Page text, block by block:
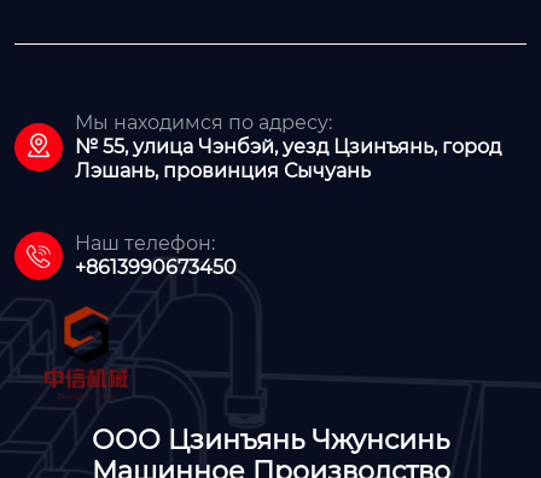

Мы находимся по адресу:
№ 55, улица Чэнбэй, уезд Цзинъянь, город
Лэшань, провинция Сычуань

Наш телефон:
+8613990673450
ООО Цзинъянь Чжунсинь
Машинное Производство